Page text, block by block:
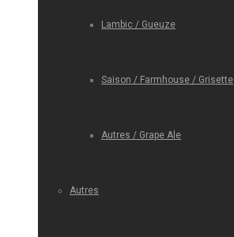
Lambic / Gueuze
Saison / Farmhouse / Grisette
Autres / Grape Ale
Autres